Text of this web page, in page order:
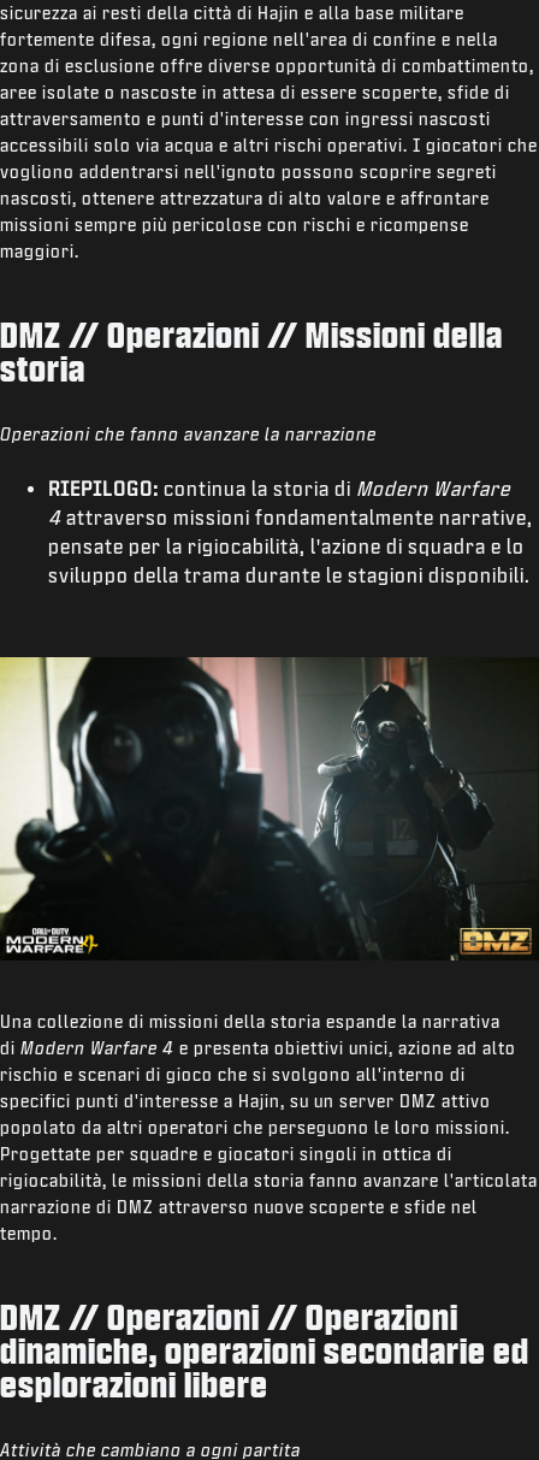
sicurezza ai resti della città di Hajin e alla base militare
fortemente difesa, ogni regione nell'area di confine e nella
zona di esclusione offre diverse opportunità di combattimento,
aree isolate o nascoste in attesa di essere scoperte, sfide di
attraversamento e punti d'interesse con ingressi nascosti
accessibili solo via acqua e altri rischi operativi. I giocatori che
vogliono addentrarsi nell'ignoto possono scoprire segreti
nascosti, ottenere attrezzatura di alto valore e affrontare
missioni sempre più pericolose con rischi e ricompense
maggiori.
DMZ // Operazioni // Missioni della
storia
Operazioni che fanno avanzare la narrazione
RIEPILOGO: continua la storia di Modern Warfare
4 attraverso missioni fondamentalmente narrative,
pensate per la rigiocabilità, l'azione di squadra e lo
sviluppo della trama durante le stagioni disponibili.
Una collezione di missioni della storia espande la narrativa
di Modern Warfare 4 e presenta obiettivi unici, azione ad alto
rischio e scenari di gioco che si svolgono all'interno di
specifici punti d'interesse a Hajin, su un server DMZ attivo
popolato da altri operatori che perseguono le loro missioni.
Progettate per squadre e giocatori singoli in ottica di
rigiocabilità, le missioni della storia fanno avanzare l'articolata
narrazione di DMZ attraverso nuove scoperte e sfide nel
tempo.
DMZ // Operazioni // Operazioni
dinamiche, operazioni secondarie ed
esplorazioni libere
Attività che cambiano a ogni partita